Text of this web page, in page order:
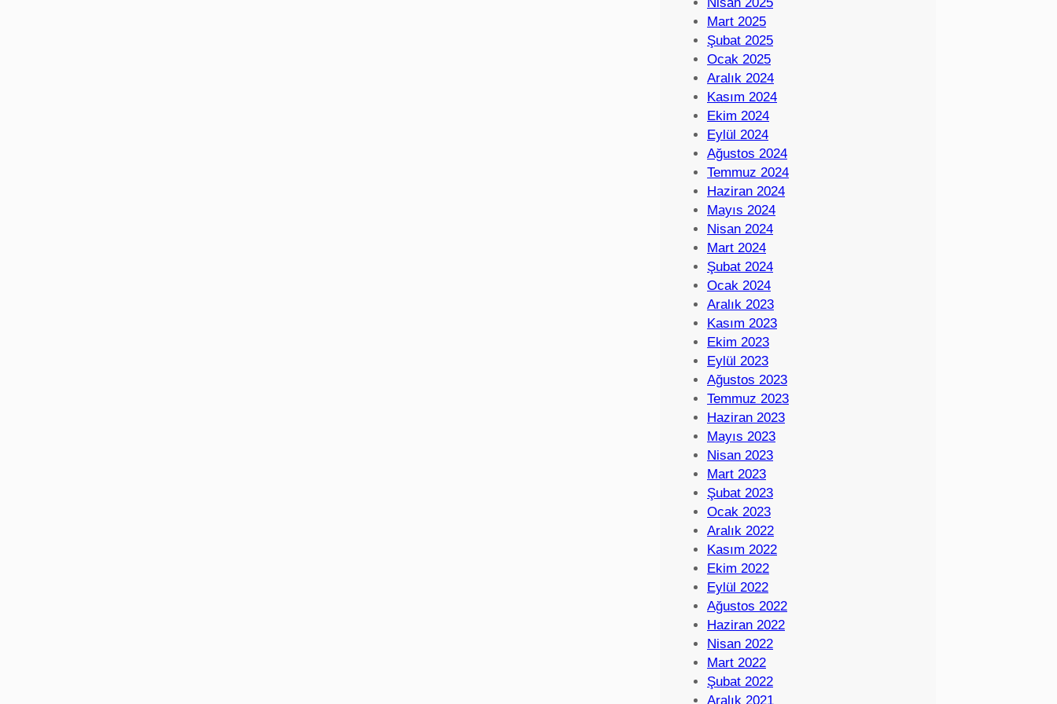
Nisan 2025
Mart 2025
Şubat 2025
Ocak 2025
Aralık 2024
Kasım 2024
Ekim 2024
Eylül 2024
Ağustos 2024
Temmuz 2024
Haziran 2024
Mayıs 2024
Nisan 2024
Mart 2024
Şubat 2024
Ocak 2024
Aralık 2023
Kasım 2023
Ekim 2023
Eylül 2023
Ağustos 2023
Temmuz 2023
Haziran 2023
Mayıs 2023
Nisan 2023
Mart 2023
Şubat 2023
Ocak 2023
Aralık 2022
Kasım 2022
Ekim 2022
Eylül 2022
Ağustos 2022
Haziran 2022
Nisan 2022
Mart 2022
Şubat 2022
Aralık 2021